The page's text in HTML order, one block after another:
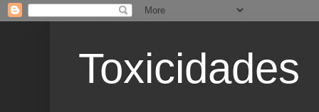
Toxicidades